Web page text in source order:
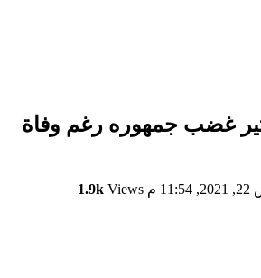
غضب جمهوره رغم وفاة
م 1.9k Views